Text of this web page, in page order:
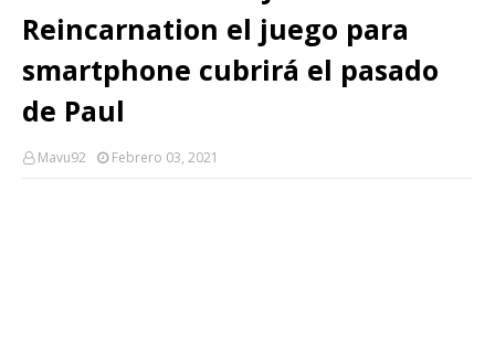
Reincarnation el juego para
smartphone cubrirá el pasado
de Paul
Mavu92 Febrero 03, 2021